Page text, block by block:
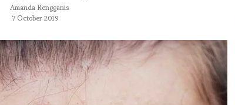
Amanda Rengganis
7 October 2019